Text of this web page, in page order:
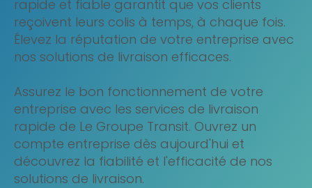
rapide et fiable garantit que vos clients
reçoivent leurs colis à temps, à chaque fois.
Élevez la réputation de votre entreprise avec
nos solutions de livraison efficaces.
Assurez le bon fonctionnement de votre
entreprise avec les services de livraison
rapide de Le Groupe Transit. Ouvrez un
compte entreprise dès aujourd'hui et
découvrez la fiabilité et l'efficacité de nos
solutions de livraison.